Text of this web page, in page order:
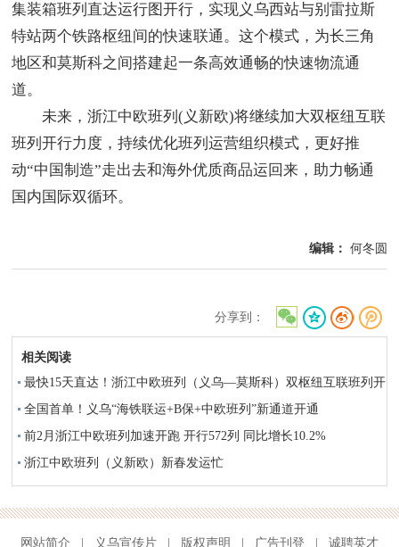
集装箱班列直达运行图开行，实现义乌西站与别雷拉斯
特站两个铁路枢纽间的快速联通。这个模式，为长三角
地区和莫斯科之间搭建起一条高效通畅的快速物流通
道。
未来，浙江中欧班列(义新欧)将继续加大双枢纽互联
班列开行力度，持续优化班列运营组织模式，更好推
动“中国制造”走出去和海外优质商品运回来，助力畅通
国内国际双循环。
编辑： 何冬圆
分享到：
相关阅读
最快15天直达！浙江中欧班列（义乌—莫斯科）双枢纽互联班列开
行
全国首单！义乌“海铁联运+B保+中欧班列”新通道开通
前2月浙江中欧班列加速开跑 开行572列 同比增长10.2%
浙江中欧班列（义新欧）新春发运忙
网站简介 | 义乌宣传片 | 版权声明 | 广告刊登 | 诚聘英才